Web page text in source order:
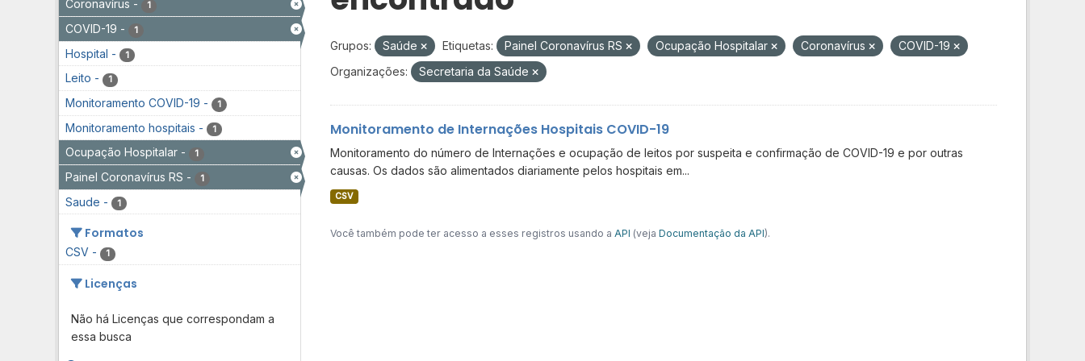
Coronavírus - 1
COVID-19 - 1
Hospital - 1
Leito - 1
Monitoramento COVID-19 - 1
Monitoramento hospitais - 1
Ocupação Hospitalar - 1
Painel Coronavírus RS - 1
Saude - 1
Formatos
CSV - 1
Licenças
Não há Licenças que correspondam a
essa busca
Grupos: Saúde Etiquetas: Painel Coronavírus RS Ocupação Hospitalar Coronavírus
COVID-19
Organizações:
Secretaria da Saúde
Monitoramento de Internações Hospitais COVID-19
Monitoramento do número de Internações e ocupação de leitos por suspeita e confirmação de COVID-19 e por outras
causas. Os dados são alimentados diariamente pelos hospitais em...
CSV
Você também pode ter acesso a esses registros usando a API (veja Documentação da API).